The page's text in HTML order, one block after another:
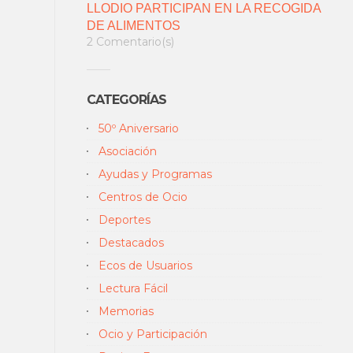
LLODIO PARTICIPAN EN LA RECOGIDA
DE ALIMENTOS
2 Comentario(s)
CATEGORÍAS
50º Aniversario
Asociación
Ayudas y Programas
Centros de Ocio
Deportes
Destacados
Ecos de Usuarios
Lectura Fácil
Memorias
Ocio y Participación